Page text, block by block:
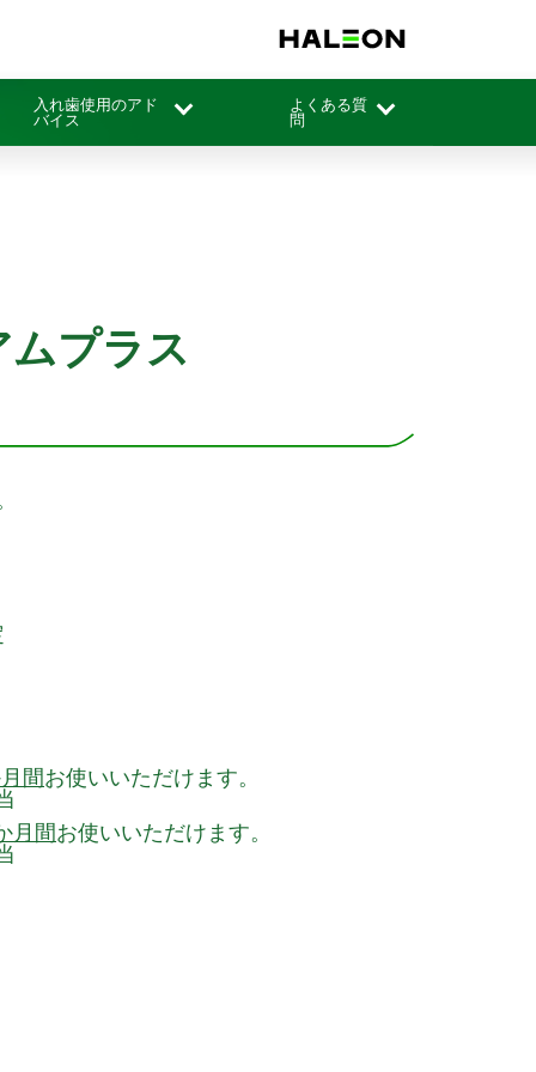
入れ歯使用のアド
バイス
よくある質
問
プラス
間お使いいただけます。
月間お使いいただけます。